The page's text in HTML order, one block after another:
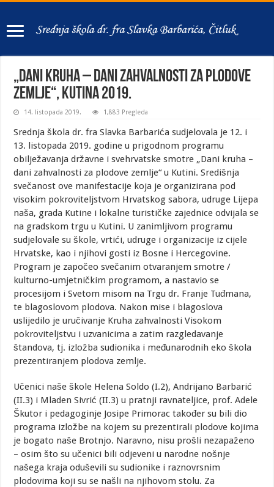
„Dani kruha – dani zahvalnosti za plodove
zemlje“, Kutina 2019.
14. listopada 2019. 1,883 Pregleda
Srednja škola dr. fra Slavka Barbarića sudjelovala je 12. i
13. listopada 2019. godine u prigodnom programu
obilježavanja državne i svehrvatske smotre „Dani kruha –
dani zahvalnosti za plodove zemlje“ u Kutini. Središnja
svečanost ove manifestacije koja je organizirana pod
visokim pokroviteljstvom Hrvatskog sabora, udruge Lijepa
naša, grada Kutine i lokalne turističke zajednice odvijala se
na gradskom trgu u Kutini. U zanimljivom programu
sudjelovale su škole, vrtići, udruge i organizacije iz cijele
Hrvatske, kao i njihovi gosti iz Bosne i Hercegovine.
Program je započeo svečanim otvaranjem smotre /
kulturno-umjetničkim programom, a nastavio se
procesijom i Svetom misom na Trgu dr. Franje Tuđmana,
te blagoslovom plodova. Nakon mise i blagoslova
uslijedilo je uručivanje Kruha zahvalnosti Visokom
pokroviteljstvu i uzvanicima a zatim razgledavanje
štandova, tj. izložba sudionika i međunarodnih eko škola
prezentiranjem plodova zemlje.
Učenici naše škole Helena Soldo (I.2), Andrijano Barbarić
(II.3) i Mladen Sivrić (II.3) u pratnji ravnateljice, prof. Adele
Škutor i pedagoginje Josipe Primorac također su bili dio
programa izložbe na kojem su prezentirali plodove kojima
je bogato naše Brotnjo. Naravno, nisu prošli nezapaženo
– osim što su učenici bili odjeveni u narodne nošnje
našega kraja oduševili su sudionike i raznovrsnim
plodovima koji su se našli na njihovom stolu. Za